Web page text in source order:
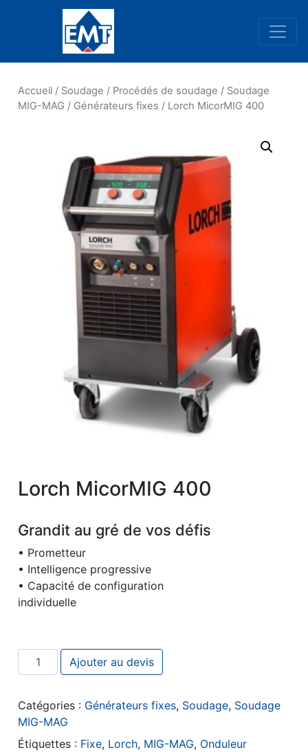
Navigation principale
Accueil / Soudage / Procédés de soudage / Soudage
MIG-MAG / Générateurs fixes / Lorch MicorMIG 400
Lorch MicorMIG 400
Grandit au gré de vos défis
• Prometteur
• Intelligence progressive
• Capacité de configuration
individuelle
quantité de Lorch MicorMIG 400
Ajouter au devis
Catégories : Générateurs fixes, Soudage, Soudage
MIG-MAG
Étiquettes : Fixe, Lorch, MIG-MAG, Onduleur